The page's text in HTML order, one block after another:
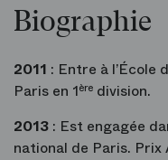
Biographie
2011 : Entre à l’École
Paris en 1ère division.
2013 : Est engagée
national de Paris. Prix